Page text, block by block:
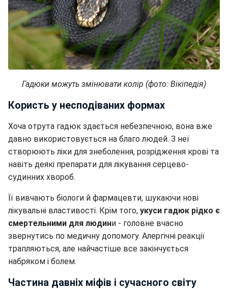
Гадюки можуть змінювати колір (фото: Вікіпедія)
Користь у несподіваних формах
Хоча отрута гадюк здається небезпечною, вона вже
давно використовується на благо людей. З неї
створюють ліки для знеболення, розрідження крові та
навіть деякі препарати для лікування серцево-
судинних хвороб.
Її вивчають біологи й фармацевти, шукаючи нові
лікувальні властивості. Крім того, укуси гадюк рідко є
смертельними для людини - головне вчасно
звернутись по медичну допомогу. Алергічні реакції
трапляються, але найчастіше все закінчується
набряком і болем.
Частина давніх міфів і сучасного світу